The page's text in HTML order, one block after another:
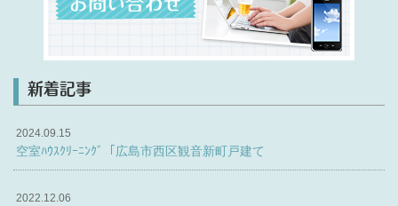
新着記事
2024.09.15
空室ﾊｳｽｸﾘｰﾆﾝｸﾞ「広島市西区観音新町戸建て
2022.12.06